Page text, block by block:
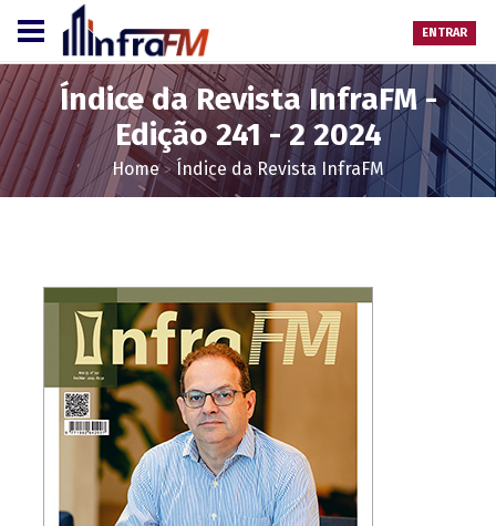
ENTRAR
Índice da Revista InfraFM -
Edição 241 - 2 2024
Home>Índice da Revista InfraFM